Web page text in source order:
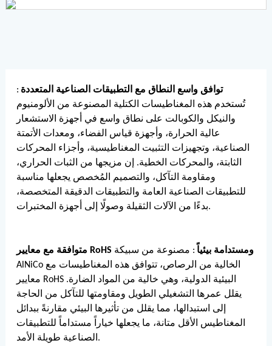
توافق واسع النطاق مع التطبيقات الصناعية المتعددة :
تُستخدم هذه المغناطيسات الكتلية المصنوعة من الألومنيوم
والنيكل والكوبالت على نطاق واسع في أجهزة الاستشعار
عالية الحرارة، وأجهزة قياس الفضاء، ومعدات الأتمتة
الصناعية، وتجهيزات التثبيت المغناطيسية، وأجزاء المحركات
الثابتة، والمحركات الخطية. إن مزيجها من الثبات الحراري،
ومقاومة التآكل، والتصميم المُخصص يجعلها مناسبة
للتطبيقات الصناعية العامة والتطبيقات الدقيقة المتخصصة،
بدءًا من الآلات الثقيلة وصولًا إلى أجهزة المختبرات.
متوافقة مع معايير RoHS ومستدامة بيئياً : مصنوعة من سبيكة
AlNiCo الخالية من الرصاص، تتوافق هذه المغناطيسات مع
معايير RoHS البيئية الدولية، وهي خالية من المواد الضارة.
يقلل عمرها التشغيلي الطويل ومقاومتها للتآكل من الحاجة
إلى استبدالها، مما يقلل من تأثيرها البيئي مقارنةً ببدائل
المغناطيس الأقل متانة، ما يجعلها خياراً مستداماً للتطبيقات
الصناعية طويلة الأمد.